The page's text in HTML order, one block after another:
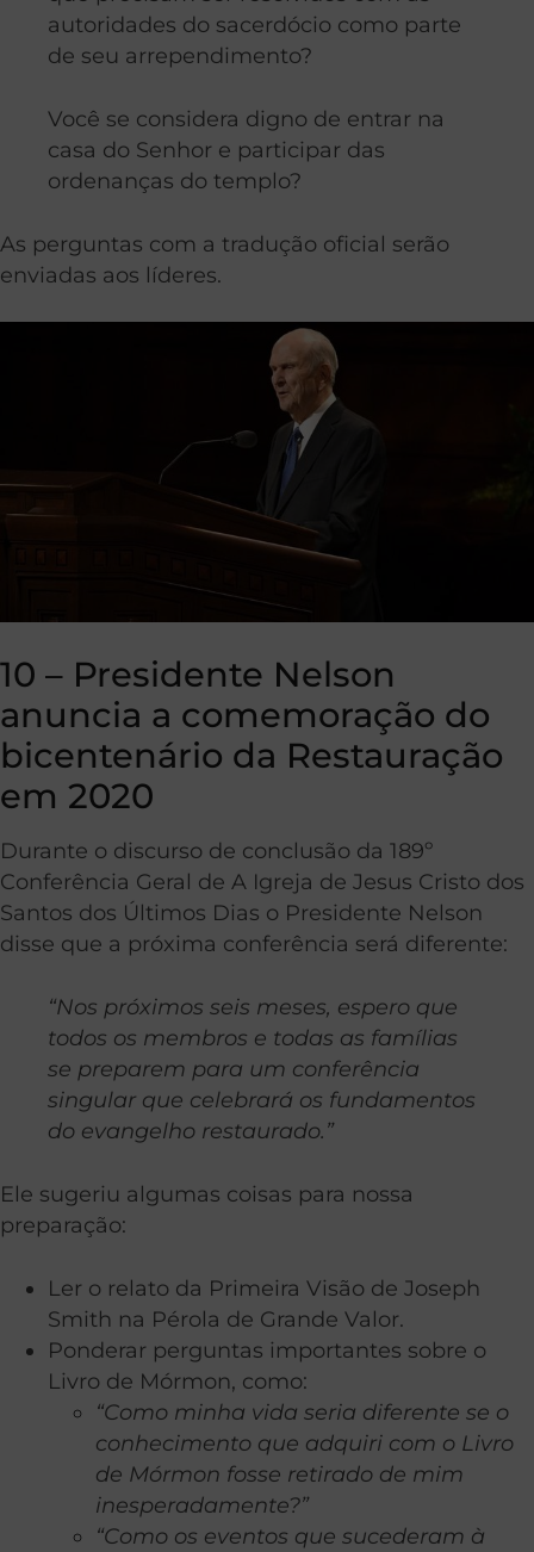
autoridades do sacerdócio como parte
de seu arrependimento?
Você se considera digno de entrar na
casa do Senhor e participar das
ordenanças do templo?
As perguntas com a tradução oficial serão
enviadas aos líderes.
10 – Presidente Nelson
anuncia a comemoração do
bicentenário da Restauração
em 2020
Durante o discurso de conclusão da 189º
Conferência Geral de A Igreja de Jesus Cristo dos
Santos dos Últimos Dias o Presidente Nelson
disse que a próxima conferência será diferente:
“Nos próximos seis meses, espero que
todos os membros e todas as famílias
se preparem para um conferência
singular que celebrará os fundamentos
do evangelho restaurado.”
Ele sugeriu algumas coisas para nossa
preparação:
Ler o relato da Primeira Visão de Joseph
Smith na Pérola de Grande Valor.
Ponderar perguntas importantes sobre o
Livro de Mórmon, como:
“Como minha vida seria diferente se o
conhecimento que adquiri com o Livro
de Mórmon fosse retirado de mim
inesperadamente?”
“Como os eventos que sucederam à